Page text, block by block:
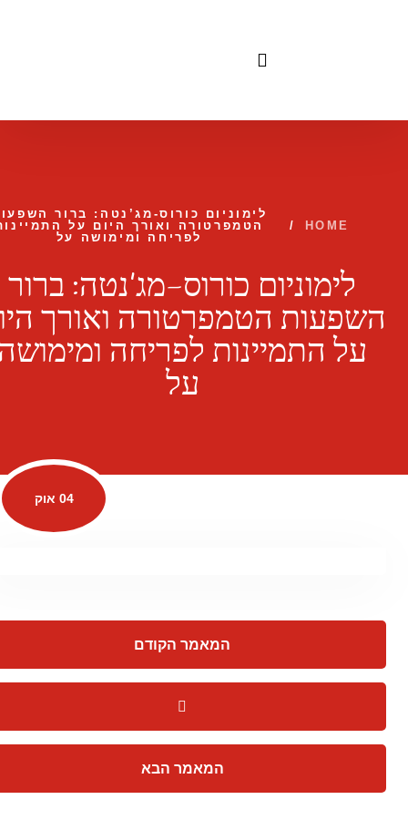
HOME
/
לימוניום כורוס-מג’נטה: ברור
הטמפרטורה ואורך היום על
לפריחה ומימושה על
לימוניום כורוס-מג’נטה: ברור
השפעות הטמפרטורה ואורך
על התמיינות לפריחה
על
04 אוק
המאמר הקודם
המאמר הבא